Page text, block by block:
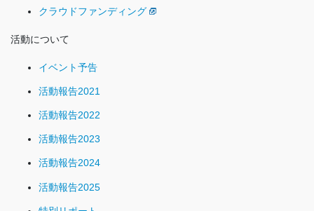
クラウドファンディング
活動について
イベント予告
活動報告2021
活動報告2022
活動報告2023
活動報告2024
活動報告2025